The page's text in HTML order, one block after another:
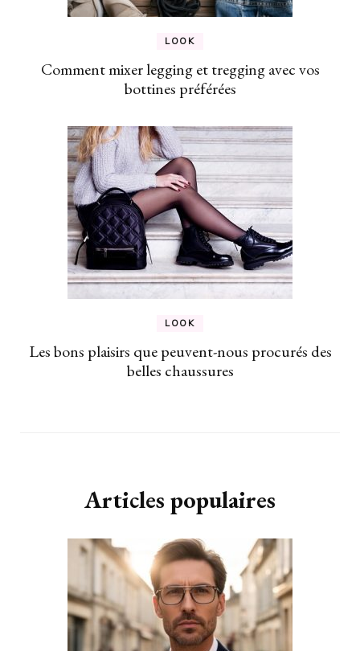
LOOK
Comment mixer legging et tregging avec vos
bottines préférées
LOOK
Les bons plaisirs que peuvent-nous procurés des
belles chaussures
Articles populaires